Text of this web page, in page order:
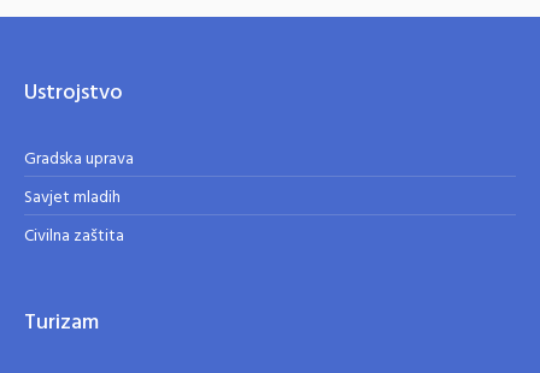
Ustrojstvo
Gradska uprava
Savjet mladih
Civilna zaštita
Turizam